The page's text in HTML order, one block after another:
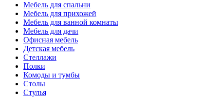
Мебель для спальни
Мебель для прихожей
Мебель для ванной комнаты
Мебель для дачи
Офисная мебель
Детская мебель
Стеллажи
Полки
Комоды и тумбы
Столы
Стулья